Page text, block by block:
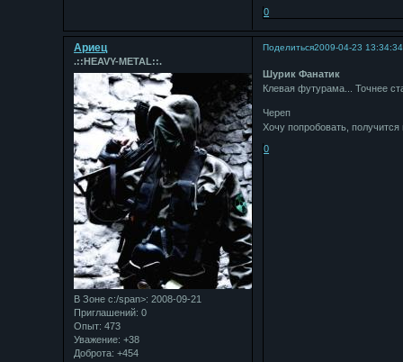
0
Поделиться2009-04-23 13:34:34
Ариец
.::HEAVY-METAL::.
В Зоне с:/span>: 2008-09-21
Приглашений: 0
Опыт: 473
Уважение: +38
Доброта: +454
Шурик Фанатик
Клевая футурама... Точнее
Череп
Хочу попробовать, получится
0